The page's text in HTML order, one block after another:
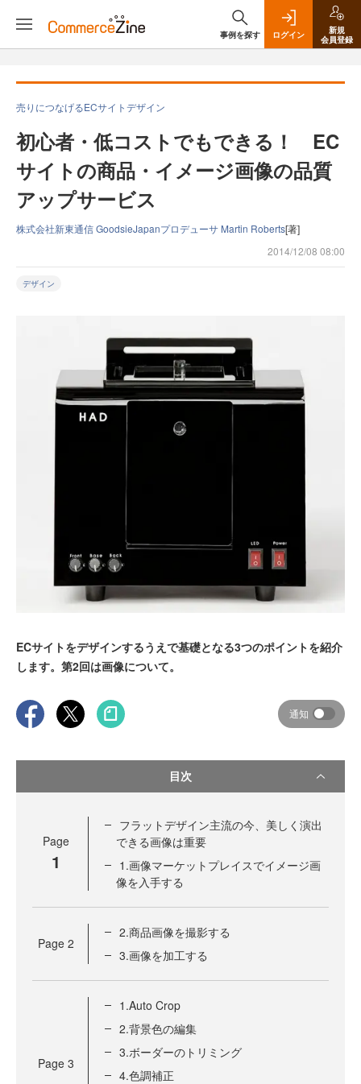
事例を探す ログイン
新規
会員登録
売りにつなげるECサイトデザイン
初心者・低コストでもできる！ EC
サイトの商品・イメージ画像の品質
アップサービス
株式会社新東通信 GoodsieJapanプロデューサ Martin Roberts[著]
2014/12/08 08:00
デザイン
ECサイトをデザインするうえで基礎となる3つのポイントを紹介
します。第2回は画像について。
通知
目次
Page
1
フラットデザイン主流の今、美しく演出
できる画像は重要
1.画像マーケットプレイスでイメージ画
像を入手する
Page 2
2.商品画像を撮影する
3.画像を加工する
Page 3
1.Auto Crop
2.背景色の編集
3.ボーダーのトリミング
4.色調補正